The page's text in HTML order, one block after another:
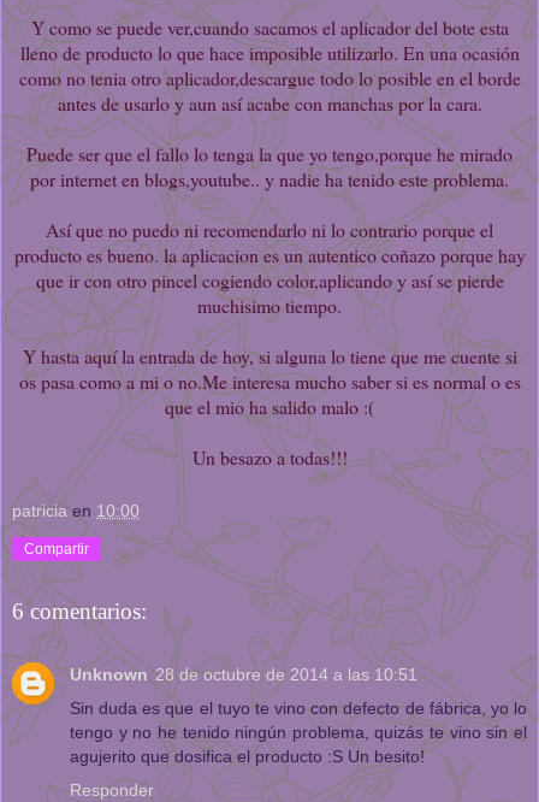
Y como se puede ver,cuando sacamos el aplicador del bote esta
lleno de producto lo que hace imposible utilizarlo. En una ocasión
como no tenia otro aplicador,descargue todo lo posible en el borde
antes de usarlo y aun así acabe con manchas por la cara.
Puede ser que el fallo lo tenga la que yo tengo,porque he mirado
por internet en blogs,youtube.. y nadie ha tenido este problema.
Así que no puedo ni recomendarlo ni lo contrario porque el
producto es bueno. la aplicacion es un autentico coñazo porque hay
que ir con otro pincel cogiendo color,aplicando y así se pierde
muchisimo tiempo.
Y hasta aquí la entrada de hoy, si alguna lo tiene que me cuente si
os pasa como a mi o no.Me interesa mucho saber si es normal o es
que el mio ha salido malo :(
Un besazo a todas!!!
patricia en 10:00
Compartir
6 comentarios:
Unknown 28 de octubre de 2014 a las 10:51
Sin duda es que el tuyo te vino con defecto de fábrica, yo lo
tengo y no he tenido ningún problema, quizás te vino sin el
agujerito que dosifica el producto :S Un besito!
Responder